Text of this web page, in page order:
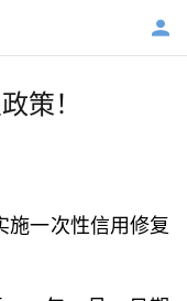
策！
施一次性信用修复